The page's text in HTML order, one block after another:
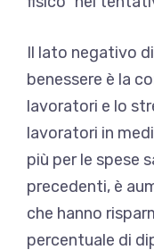
Il lato negativo
benessere è la
lavoratori e lo
lavoratori in
più per le spese
precedenti, è
che hanno
percentuale di